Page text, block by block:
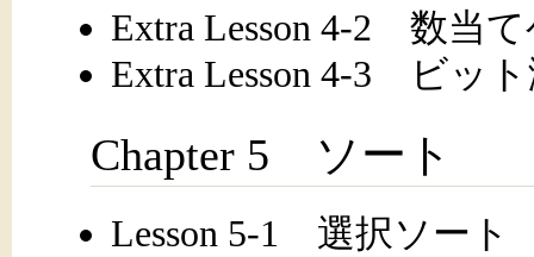
Extra Lesson 4-2 数当
Extra Lesson 4-3 ビッ
Chapter 5 ソート
Lesson 5-1 選択ソート